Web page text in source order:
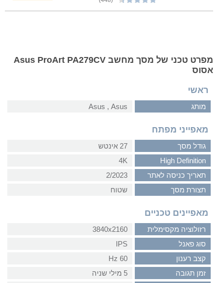
מפרט טכני של מסך מחשב Asus ProArt PA279CV
אסוס
ראשי
מותג Asus‏ , ‏Asus
מאפייני מפתח
גודל מסך
27 אינטש
High Definition
4K
תאריך כניסה לאתר
2/2023
תצורת מסך
שטוח
מאפיינים טכניים
רזולוציה מקסימלית
3840x2160
סוג פאנל
IPS
קצב רענון
60 Hz
זמן תגובה
5 מילי שניה